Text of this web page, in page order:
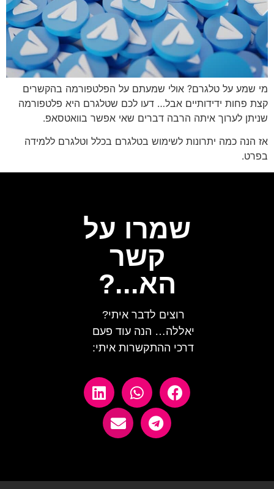
שמע על טלגרם? אולי שמעתם על הפלטפורמה בהקשרים
פחות ידידותיים אבל… דעו לכם שטלגרם היא פלטפורמה
לערוך איתה הרבה דברים שאי אפשר בוואטסאפ.
הנה כמה יתרונות לשימוש בטלגרם בכלל וטלגרם ללמידה
שמרו על
קשר
הא...?
רוצים לדבר איתי?
יאללה… הנה עוד פעם
דרכי ההתקשרות איתי: